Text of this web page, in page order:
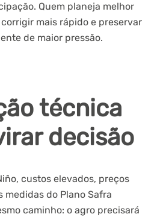
Quem planeja melhor
mais rápido e preservar
de maior pressão.
técnica
decisão
custos elevados, preços
medidas do Plano Safra
caminho: o agro precisará